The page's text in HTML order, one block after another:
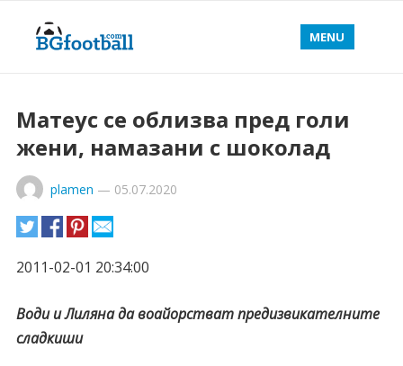
MENU
Матеус се облизва пред голи
жени, намазани с шоколад
plamen — 05.07.2020
2011-02-01 20:34:00
Води и Лиляна да воайорстват предизвикателните
сладкиши